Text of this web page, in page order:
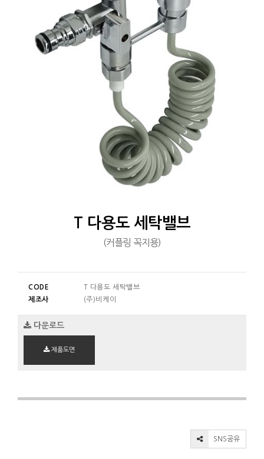
T 다용도 세탁밸브
(커플링 꼭지용)
CODE
T 다용도 세탁밸브
제조사
(주)비케이
다운로드
제품도면
SNS공유